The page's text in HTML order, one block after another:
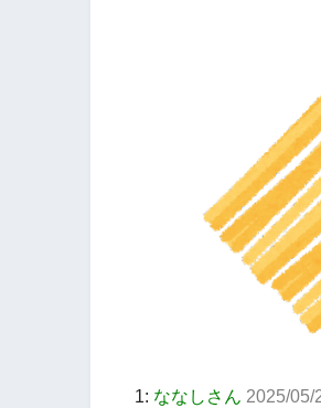
1: ななしさん 2025/05/